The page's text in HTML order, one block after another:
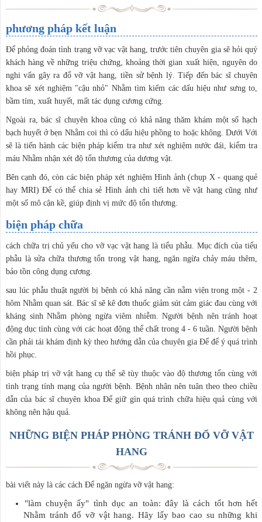
phương pháp kết luận
Để phỏng đoán tình trạng vỡ vạc vật hang, trước tiên chuyên gia sẽ hỏi quý
khách hàng về những triệu chứng, khoảng thời gian xuất hiện, nguyên do
nghi vấn gây ra đổ vỡ vật hang, tiền sử bệnh lý. Tiếp đến bác sĩ chuyên
khoa sẽ xét nghiệm "cậu nhỏ" Nhằm tìm kiếm các dấu hiệu như sưng to,
bầm tím, xuất huyết, mất tác dụng cương cứng.
Ngoài ra, bác sĩ chuyên khoa cũng có khả năng thăm khám một số hạch
bạch huyết ở bẹn Nhằm coi thì có dấu hiệu phồng to hoặc không. Dưới Với
sẽ là tiến hành các biện pháp kiểm tra như xét nghiệm nước đái, kiểm tra
máu Nhằm nhận xét độ tổn thương của dương vật.
Bên cạnh đó, còn các biện pháp xét nghiệm Hình ảnh (chụp X - quang quẻ
hay MRI) Để có thể chia sẻ Hình ảnh chi tiết hơn về vật hang cũng như
một số mô cận kề, giúp định vị mức độ tổn thương.
biện pháp chữa
cách chữa trị chủ yếu cho vỡ vạc vật hang là tiểu phẫu. Mục đích của tiểu
phẫu là sửa chữa thương tổn trong vật hang, ngăn ngừa chảy máu thêm,
bảo tồn công dụng cương.
sau lúc phẫu thuật người bị bệnh có khả năng cần nằm viện trong một - 2
hôm Nhằm quan sát. Bác sĩ sẽ kê đơn thuốc giảm sút cảm giác đau cùng với
kháng sinh Nhằm phòng ngừa viêm nhiễm. Người bệnh nên tránh hoạt
động dục tình cùng với các hoạt động thể chất trong 4 - 6 tuần. Người bệnh
cần phải tái khám định kỳ theo hướng dẫn của chuyên gia Để để ý quá trình
hồi phục.
biện pháp trị vỡ vật hang cụ thể sẽ tùy thuộc vào độ thương tổn cùng với
tình trạng tính mạng của người bệnh. Bệnh nhân nên tuân theo theo chiều
dẫn của bác sĩ chuyên khoa Để giữ gìn quá trình chữa hiệu quả cùng với
không nên hậu quả.
NHỮNG BIỆN PHÁP PHÒNG TRÁNH ĐỔ VỠ VẬT
HANG
bài viết này là các cách Để ngăn ngừa vỡ vật hang:
"làm chuyện ấy" tình dục an toàn: đây là cách tốt hơn hết
Nhằm tránh đổ vỡ vật hang. Hãy lấy bao cao su những khi